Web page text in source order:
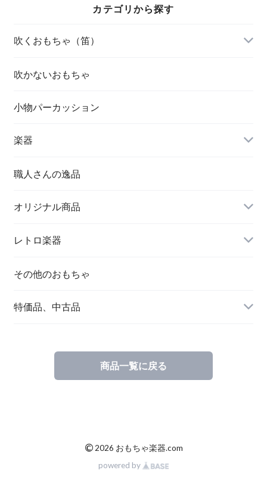
カテゴリから探す
吹くおもちゃ（笛）
吹かないおもちゃ
小物パーカッション
楽器
職人さんの逸品
オリジナル商品
レトロ楽器
その他のおもちゃ
特価品、中古品
商品一覧に戻る
© 2026 おもちゃ楽器.com
powered by